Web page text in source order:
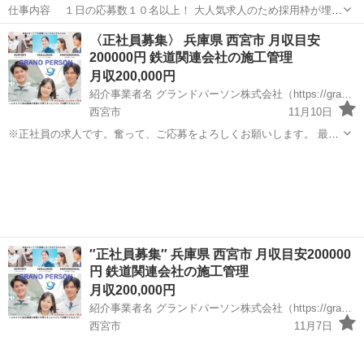
仕事内容 １日の応募数１０名以上！ 大人気求人のため採用枠が埋ま
り次第即終了とさせていただきます！ 問合わせのための応募でもＯ
Ｋ！ 仕事内容が少しでも気になりましたら気軽にご応募下さい。担当
者からお電話を差し上...
兵庫 西宮市 土木 未経験
〈正社員募集〉 兵庫県 西宮市 月収目安
200000円 鉄道関連会社の施工管理
月収200,000円
紹介事業者名 グランドパーソン株式会社（https://grandperson.net/）
西宮市
11月10日
※正社員の求人です。奮って、ご応募をよろしくお願いします。 最近
″正社員募集″ 兵庫県 西宮市 月収目安200000
円 鉄道関連会社の施工管理
月収200,000円
紹介事業者名 グランドパーソン株式会社（https://grandperson.net/）
西宮市
11月7日